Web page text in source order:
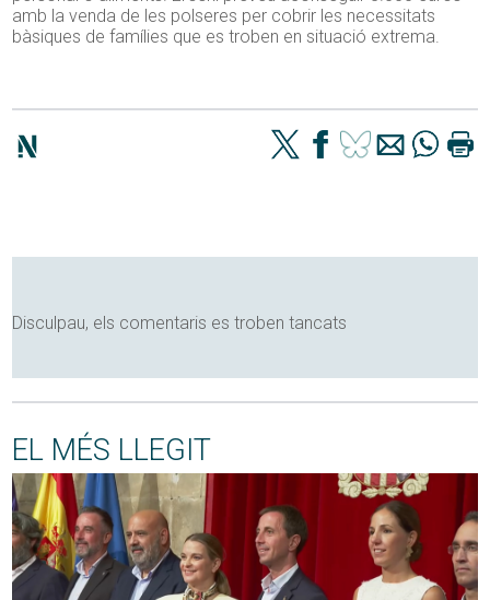
amb la venda de les polseres per cobrir les necessitats
bàsiques de famílies que es troben en situació extrema.
Disculpau, els comentaris es troben tancats
EL MÉS LLEGIT